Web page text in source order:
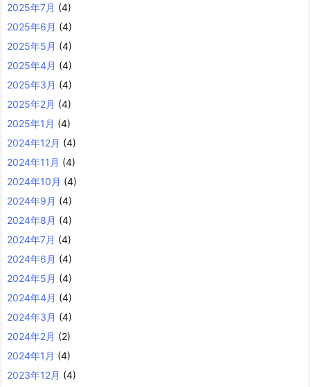
2025年7月 (4)
2025年6月 (4)
2025年5月 (4)
2025年4月 (4)
2025年3月 (4)
2025年2月 (4)
2025年1月 (4)
2024年12月 (4)
2024年11月 (4)
2024年10月 (4)
2024年9月 (4)
2024年8月 (4)
2024年7月 (4)
2024年6月 (4)
2024年5月 (4)
2024年4月 (4)
2024年3月 (4)
2024年2月 (2)
2024年1月 (4)
2023年12月 (4)